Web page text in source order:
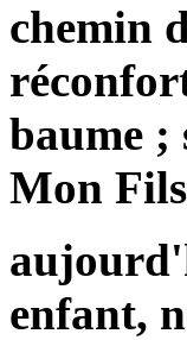
chemin
baume ;
Mon
enfant,